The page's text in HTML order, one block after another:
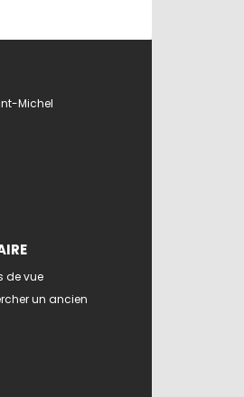
Michel
de vue
un ancien